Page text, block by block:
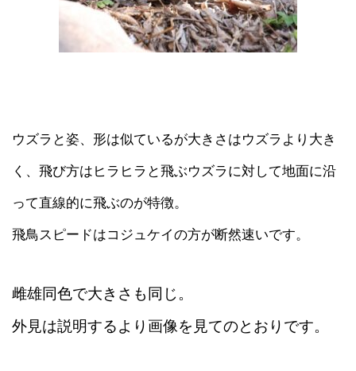
ウズラと姿、形は似ているが大きさはウズラより大き
く、飛び方はヒラヒラと飛ぶウズラに対して地面に沿
って直線的に飛ぶのが特徴。
飛鳥スピードはコジュケイの方が断然速いです。
雌雄同色で大きさも同じ。
外見は説明するより画像を見てのとおりです。